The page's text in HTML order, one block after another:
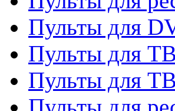
Пульты для
Пульты для ТВ
Пульты для ТВ